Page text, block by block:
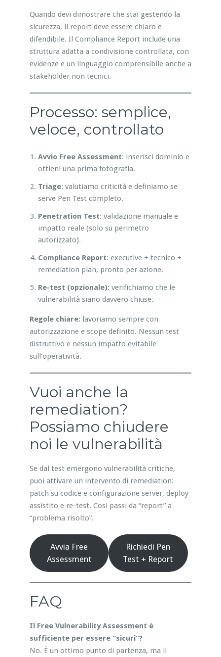
Quando devi dimostrare che stai gestendo la
sicurezza, il report deve essere chiaro e
difendibile. Il Compliance Report include una
struttura adatta a condivisione controllata, con
evidenze e un linguaggio comprensibile anche a
stakeholder non tecnici.
Processo: semplice,
veloce, controllato
Avvio Free Assessment: inserisci dominio e
ottieni una prima fotografia.
Triage: valutiamo criticità e definiamo se
serve Pen Test completo.
Penetration Test: validazione manuale e
impatto reale (solo su perimetro
autorizzato).
Compliance Report: executive + tecnico +
remediation plan, pronto per azione.
Re-test (opzionale): verifichiamo che le
vulnerabilità siano davvero chiuse.
Regole chiare: lavoriamo sempre con
autorizzazione e scope definito. Nessun test
distruttivo e nessun impatto evitabile
sull’operatività.
Vuoi anche la
remediation?
Possiamo chiudere
noi le vulnerabilità
Se dal test emergono vulnerabilità critiche,
puoi attivare un intervento di remediation:
patch su codice e configurazione server, deploy
assistito e re-test. Così passi da “report” a
“problema risolto”.
Avvia Free
Assessment
Richiedi Pen
Test + Report
FAQ
Il Free Vulnerability Assessment è
sufficiente per essere “sicuri”?
No. È un ottimo punto di partenza, ma il